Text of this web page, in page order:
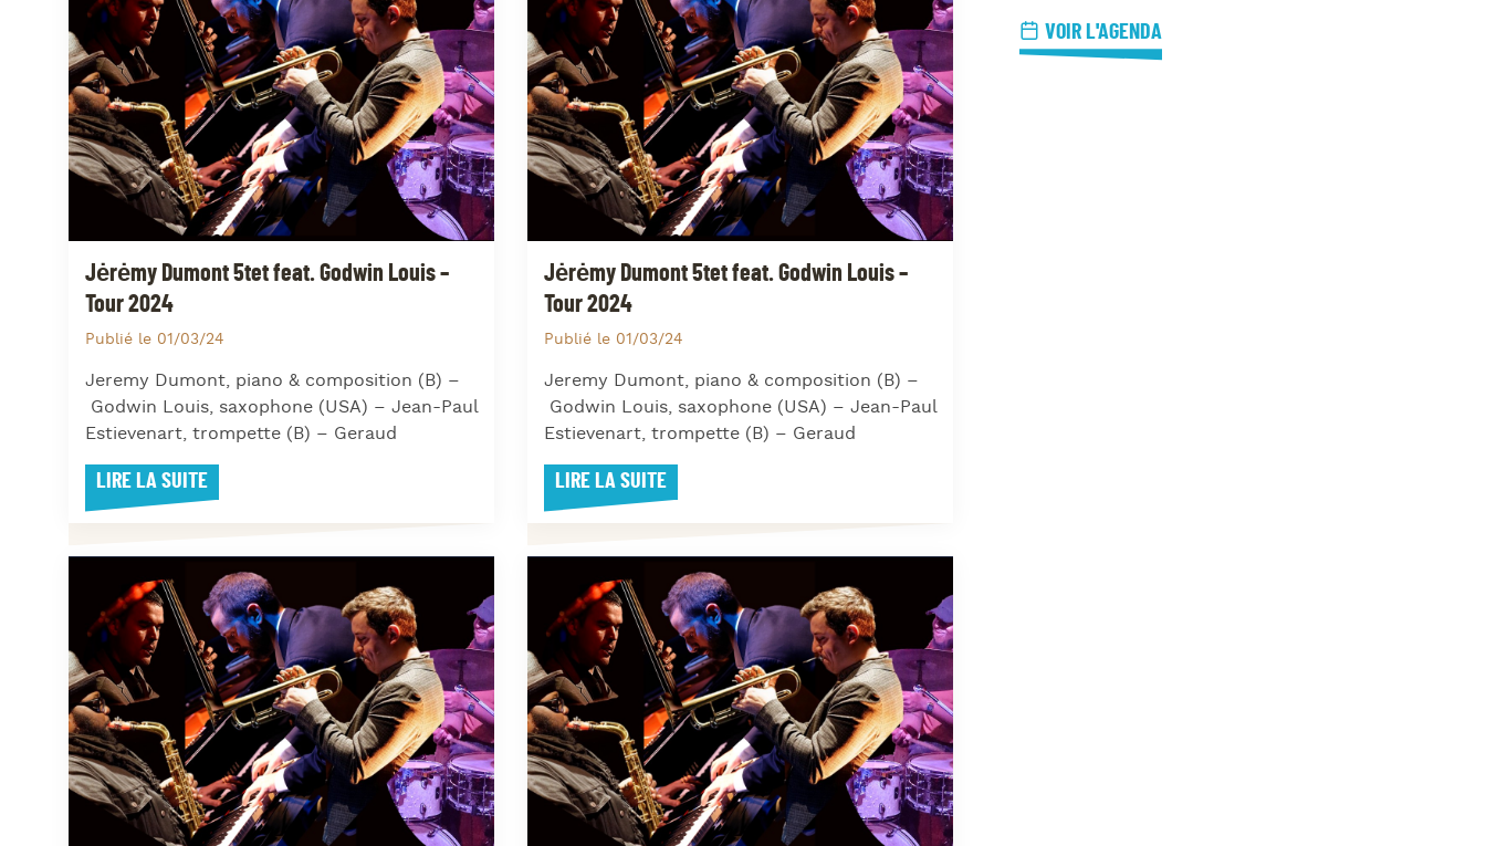
Les Midis-Jazz
Jėrėmy Dumont 5tet feat. Godwin Louis –
Tour 2024
Publié le 01/03/24
Jeremy Dumont, piano & composition (B) –
Godwin Louis, saxophone (USA) – Jean-Paul
Estievenart, trompette (B) – Geraud
LIRE LA SUITE
Jėrėmy Dumont 5tet feat. Godwin Louis –
Tour 2024
Publié le 01/03/24
Jeremy Dumont, piano & composition (B) –
Godwin Louis, saxophone (USA) – Jean-Paul
Estievenart, trompette (B) – Geraud
LIRE LA SUITE
VOIR L'AGENDA